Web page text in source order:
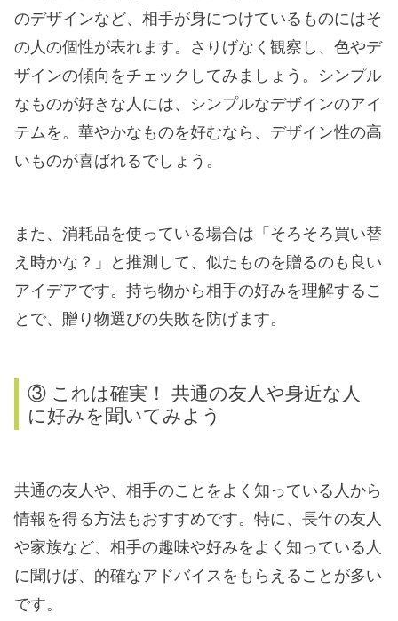
のデザインなど、相手が身につけているものにはそ
の人の個性が表れます。さりげなく観察し、色やデ
ザインの傾向をチェックしてみましょう。シンプル
なものが好きな人には、シンプルなデザインのアイ
テムを。華やかなものを好むなら、デザイン性の高
いものが喜ばれるでしょう。
また、消耗品を使っている場合は「そろそろ買い替
え時かな？」と推測して、似たものを贈るのも良い
アイデアです。持ち物から相手の好みを理解するこ
とで、贈り物選びの失敗を防げます。
③ これは確実！ 共通の友人や身近な人
に好みを聞いてみよう
共通の友人や、相手のことをよく知っている人から
情報を得る方法もおすすめです。特に、長年の友人
や家族など、相手の趣味や好みをよく知っている人
に聞けば、的確なアドバイスをもらえることが多い
です。